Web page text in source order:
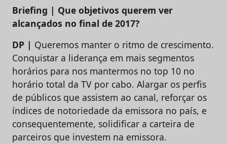
Briefing | Que objetivos querem ver
alcançados no final de 2017?
DP | Queremos manter o ritmo de crescimento.
Conquistar a liderança em mais segmentos
horários para nos mantermos no top 10 no
horário total da TV por cabo. Alargar os perfis
de públicos que assistem ao canal, reforçar os
índices de notoriedade da emissora no país, e
consequentemente, solidificar a carteira de
parceiros que investem na emissora.